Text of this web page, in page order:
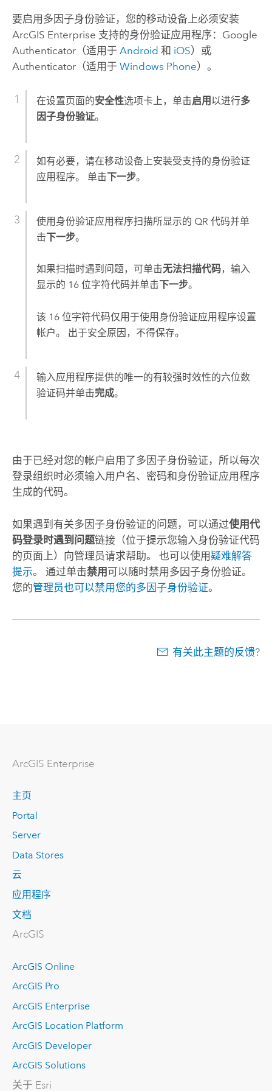
要启用多因子身份验证，您的移动设备上必须安装
ArcGIS Enterprise 支持的身份验证应用程序： Google
Authenticator（适用于 Android 和 iOS）或
Authenticator（适用于 Windows Phone）。
在设置页面的安全性选项卡上，单击启用 以进行多
因子身份验证。
如有必要，请在移动设备上安装受支持的身份验证
应用程序。 单击下一步。
使用身份验证应用程序扫描所显示的 QR 代码并单
击下一步。
如果扫描时遇到问题，可单击无法扫描代码，输入
显示的 16 位字符代码并单击下一步。
该 16 位字符代码仅用于使用身份验证应用程序设置
帐户。 出于安全原因，不得保存。
输入应用程序提供的唯一的有较强时效性的六位数
验证码并单击完成。
由于已经对您的帐户启用了多因子身份验证，所以每次
登录组织时必须输入用户名、密码和身份验证应用程序
生成的代码。
如果遇到有关多因子身份验证的问题，可以通过使用代
码登录时遇到问题链接（位于提示您输入身份验证代码
的页面上）向管理员请求帮助。 也可以使用疑难解答
提示。 通过单击禁用 可以随时禁用多因子身份验证。
您的管理员也可以禁用您的多因子身份验证。
有关此主题的反馈?
ArcGIS Enterprise
主页
Portal
Server
Data Stores
云
应用程序
文档
ArcGIS
ArcGIS Online
ArcGIS Pro
ArcGIS Enterprise
ArcGIS Location Platform
ArcGIS Developer
ArcGIS Solutions
关于 Esri